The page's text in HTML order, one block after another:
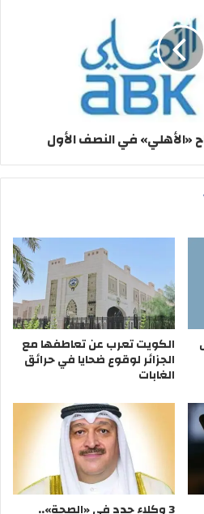
الكويت تعرب عن تعاطفها مع
الجزائر لوقوع ضحايا في حرائق
الغابات